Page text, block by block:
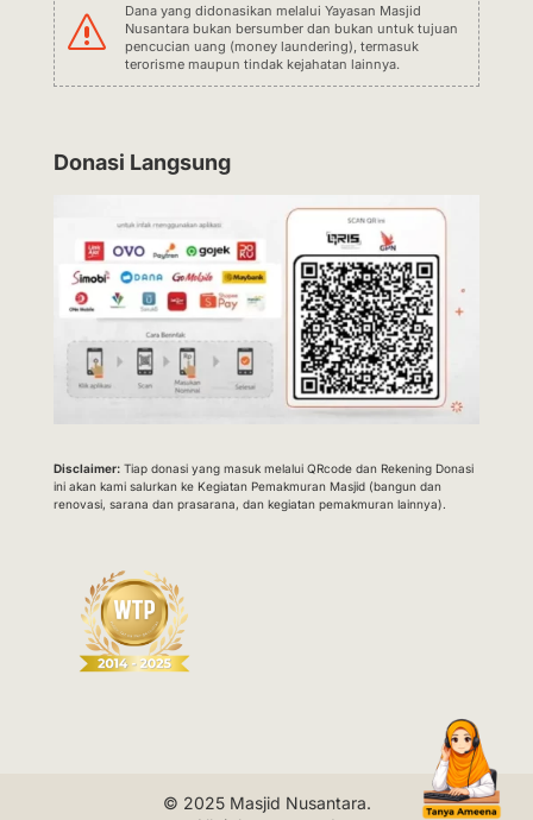
s
Dana yang didonasikan melalui Yayasan Masjid
Nusantara bukan bersumber dan bukan untuk tujuan
pencucian uang (money laundering), termasuk
terorisme maupun tindak kejahatan lainnya.
Donasi Langsung
Disclaimer:Tiap donasi yang masuk melalui QRcode dan Rekening Donasi
ini akan kami salurkan ke Kegiatan Pemakmuran Masjid (bangun dan
renovasi, sarana dan prasarana, dan kegiatan pemakmuran lainnya).
© 2025 Masjid Nusantara.